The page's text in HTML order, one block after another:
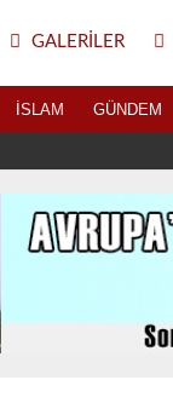
GALERILER
İSLAM GÜNDEM